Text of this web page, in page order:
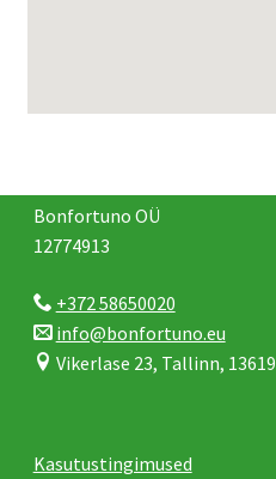
Bonfortuno OÜ
12774913
+372 58650020
info@bonfortuno.eu
Vikerlase 23, Tallinn, 13619
Kasutustingimused